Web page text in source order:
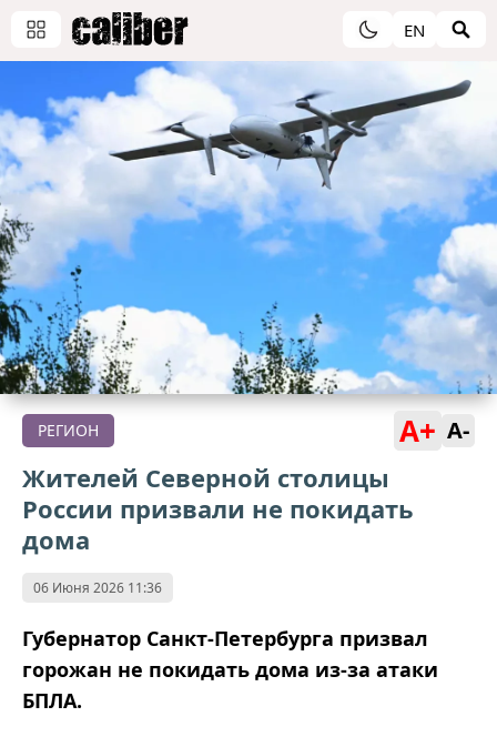
EN
РЕГИОН A+ A-
Жителей Северной столицы
России призвали не покидать
дома
06 Июня 2026 11:36
Губернатор Санкт-Петербурга призвал
горожан не покидать дома из-за атаки
БПЛА.